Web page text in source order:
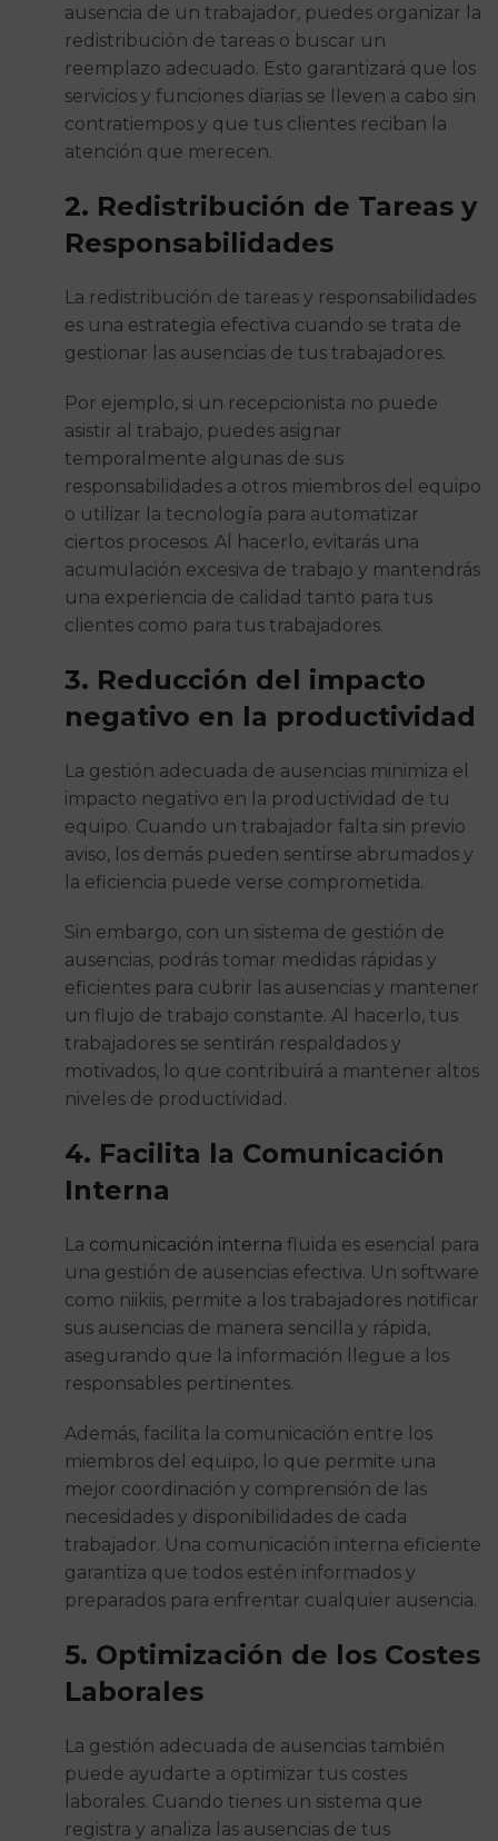
ausencia de un trabajador, puedes organizar la
redistribución de tareas o buscar un
reemplazo adecuado. Esto garantizará que los
servicios y funciones diarias se lleven a cabo sin
contratiempos y que tus clientes reciban la
atención que merecen.
2. Redistribución de Tareas y
Responsabilidades
La redistribución de tareas y responsabilidades
es una estrategia efectiva cuando se trata de
gestionar las ausencias de tus trabajadores.
Por ejemplo, si un recepcionista no puede
asistir al trabajo, puedes asignar
temporalmente algunas de sus
responsabilidades a otros miembros del equipo
o utilizar la tecnología para automatizar
ciertos procesos. Al hacerlo, evitarás una
acumulación excesiva de trabajo y mantendrás
una experiencia de calidad tanto para tus
clientes como para tus trabajadores.
3. Reducción del impacto
negativo en la productividad
La gestión adecuada de ausencias minimiza el
impacto negativo en la productividad de tu
equipo. Cuando un trabajador falta sin previo
aviso, los demás pueden sentirse abrumados y
la eficiencia puede verse comprometida.
Sin embargo, con un sistema de gestión de
ausencias, podrás tomar medidas rápidas y
eficientes para cubrir las ausencias y mantener
un flujo de trabajo constante. Al hacerlo, tus
trabajadores se sentirán respaldados y
motivados, lo que contribuirá a mantener altos
niveles de productividad.
4. Facilita la Comunicación
Interna
La comunicación interna fluida es esencial para
una gestión de ausencias efectiva. Un software
como niikiis, permite a los trabajadores notificar
sus ausencias de manera sencilla y rápida,
asegurando que la información llegue a los
responsables pertinentes.
Además, facilita la comunicación entre los
miembros del equipo, lo que permite una
mejor coordinación y comprensión de las
necesidades y disponibilidades de cada
trabajador. Una comunicación interna eficiente
garantiza que todos estén informados y
preparados para enfrentar cualquier ausencia.
5. Optimización de los Costes
Laborales
La gestión adecuada de ausencias también
puede ayudarte a optimizar tus costes
laborales. Cuando tienes un sistema que
registra y analiza las ausencias de tus